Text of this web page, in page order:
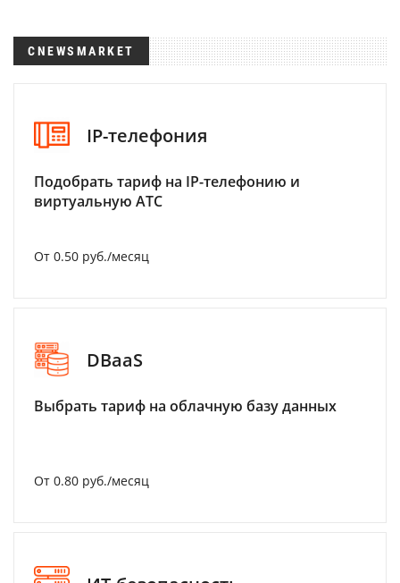
CNEWSMARKET
IP-телефония
Подобрать тариф на IP-телефонию и
виртуальную АТС
От 0.50 руб./месяц
DBaaS
Выбрать тариф на облачную базу данных
От 0.80 руб./месяц